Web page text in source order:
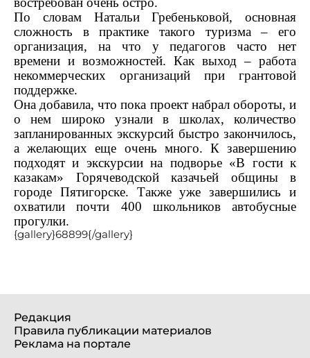
По словам Натальи Гребеньковой, основная
сложность в практике такого туризма – его
организация, на что у педагогов часто нет
времени и возможностей. Как выход – работа
некоммерческих организаций при грантовой
поддержке.
Она добавила, что пока проект набрал обороты, и
о нем широко узнали в школах, количество
запланированных экскурсий быстро закончилось,
а желающих еще очень много. К завершению
подходят и экскурсии на подворье «В гости к
казакам» Горячеводской казачьей общины в
городе Пятигорске. Также уже завершились и
охватили почти 400 школьников автобусные
прогулки.
{gallery}68899{/gallery}
Редакция
Правила публикации материалов
Реклама на портале